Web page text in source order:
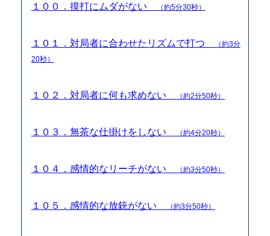
１００．摸打にムダがない （約5分30秒）
１０１．対局者に合わせたリズムで打つ
（約3分
20秒）
１０２．対局者に何も求めない （約2分50秒）
１０３．無茶な仕掛けをしない （約4分20秒）
１０４．感情的なリーチがない （約3分50秒）
１０５．感情的な放銃がない （約3分50秒）